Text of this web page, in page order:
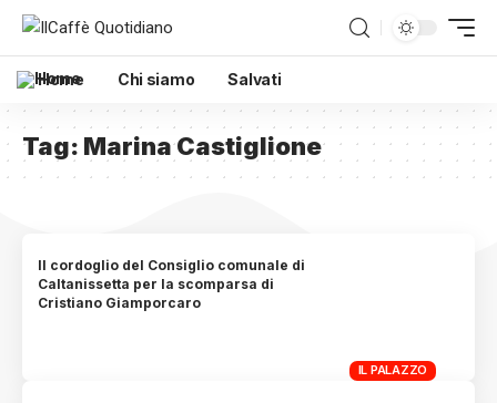
Home Chi siamo Salvati
Tag: Marina Castiglione
IL PALAZZO
Il cordoglio del Consiglio comunale di
Caltanissetta per la scomparsa di
Cristiano Giamporcaro